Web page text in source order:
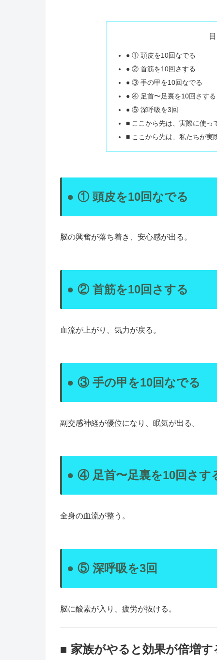
● ① 頭皮を10回なでる
● ② 首筋を10回さする
● ③ 手の甲を10回なでる
● ④ 足首〜足裏を10回さする
● ⑤ 深呼吸を3回
■ ここから先は、実際に使っ
■ ここから先は、私たちが実
● ① 頭皮を10回なでる
脳の興奮が落ち着き、安心感が出る。
● ② 首筋を10回さする
血流が上がり、気力が戻る。
● ③ 手の甲を10回なでる
副交感神経が優位になり、眠気が出る。
● ④ 足首〜足裏を10回さす
全身の血流が整う。
● ⑤ 深呼吸を3回
脳に酸素が入り、疲労が抜ける。
■ 家族がやると効果が倍増す